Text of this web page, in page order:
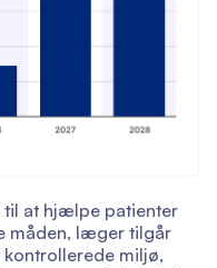
til at hjælpe patienter
måden, læger tilgår
miljø,